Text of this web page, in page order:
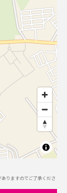
りますのでご了承くださ